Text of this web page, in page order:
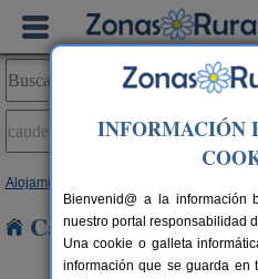
Alojamientos
Casas Rurales en
INFORMACIÓN
Bienvenid@ a la información
nuestro portal responsabilidad
Una cookie o galleta
información que se guarda en